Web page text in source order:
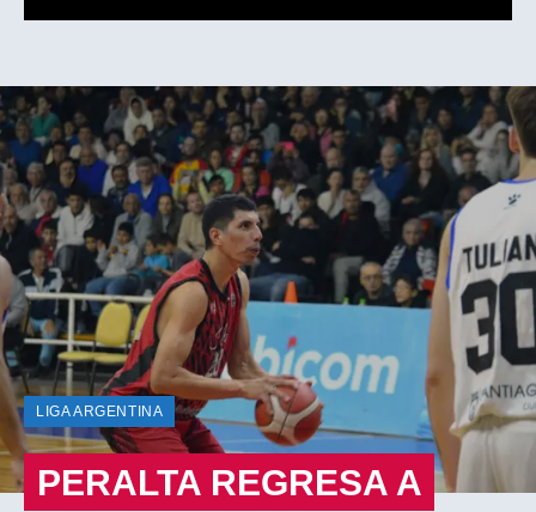
LIGA ARGENTINA
PERALTA REGRESA A